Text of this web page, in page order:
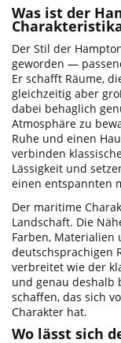
Was ist der
Der Stil der
geworden —
Er schafft Räume,
gleichzeitig aber
dabei behaglich
Atmosphäre zu
Ruhe und einen
verbinden
Lässigkeit und
einen entspannten
Der maritime
Landschaft. Die
Farben,
deutschsprachigen
verbreitet wie der
und genau deshalb
schaffen, das sich
Charakter hat.
Wo lässt sich